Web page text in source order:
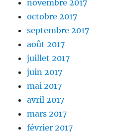
novembre 2017
octobre 2017
septembre 2017
août 2017
juillet 2017
juin 2017
mai 2017
avril 2017
mars 2017
février 2017